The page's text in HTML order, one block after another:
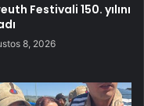
Festivali 150. yılını
8, 2026